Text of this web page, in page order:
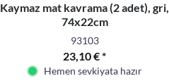
Kaymaz mat kavrama (2 adet), gri,
74x22cm
93103
23,10 € *
Hemen sevkiyata hazır